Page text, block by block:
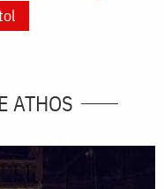
ATHOS